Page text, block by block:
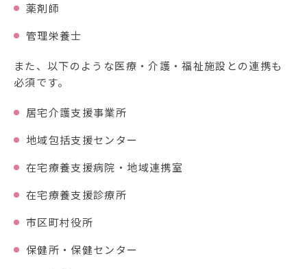
薬剤師
管理栄養士
また、以下のような医療・介護・福祉施設との連携も
必須です。
居宅介護支援事業所
地域包括支援センター
在宅療養支援病院・地域連携室
在宅療養支援診療所
市区町村役所
保健所・保健センター